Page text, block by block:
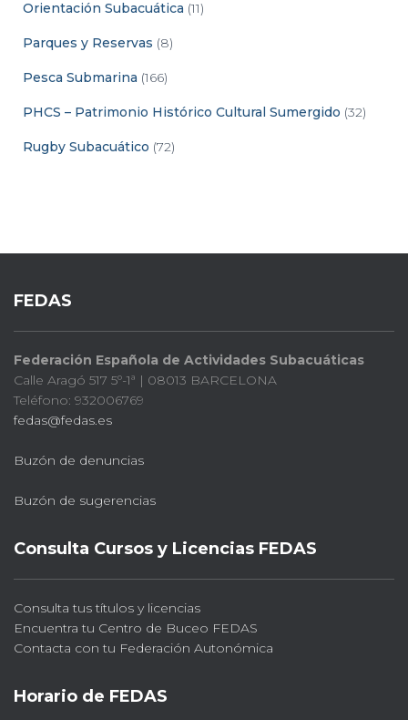
Orientación Subacuática (11)
Parques y Reservas (8)
Pesca Submarina (166)
PHCS – Patrimonio Histórico Cultural Sumergido (32)
Rugby Subacuático (72)
FEDAS
Federación Española de Actividades Subacuáticas
Calle Aragó 517 5º-1ª | 08013 BARCELONA
Teléfono: 932006769
fedas@fedas.es
Buzón de denuncias
Buzón de sugerencias
Consulta Cursos y Licencias FEDAS
Consulta tus títulos y licencias
Encuentra tu Centro de Buceo FEDAS
Contacta con tu Federación Autonómica
Horario de FEDAS